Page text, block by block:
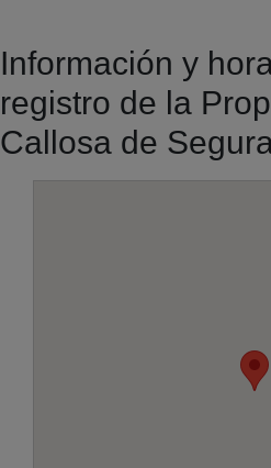
Información y
registro de la
Callosa de